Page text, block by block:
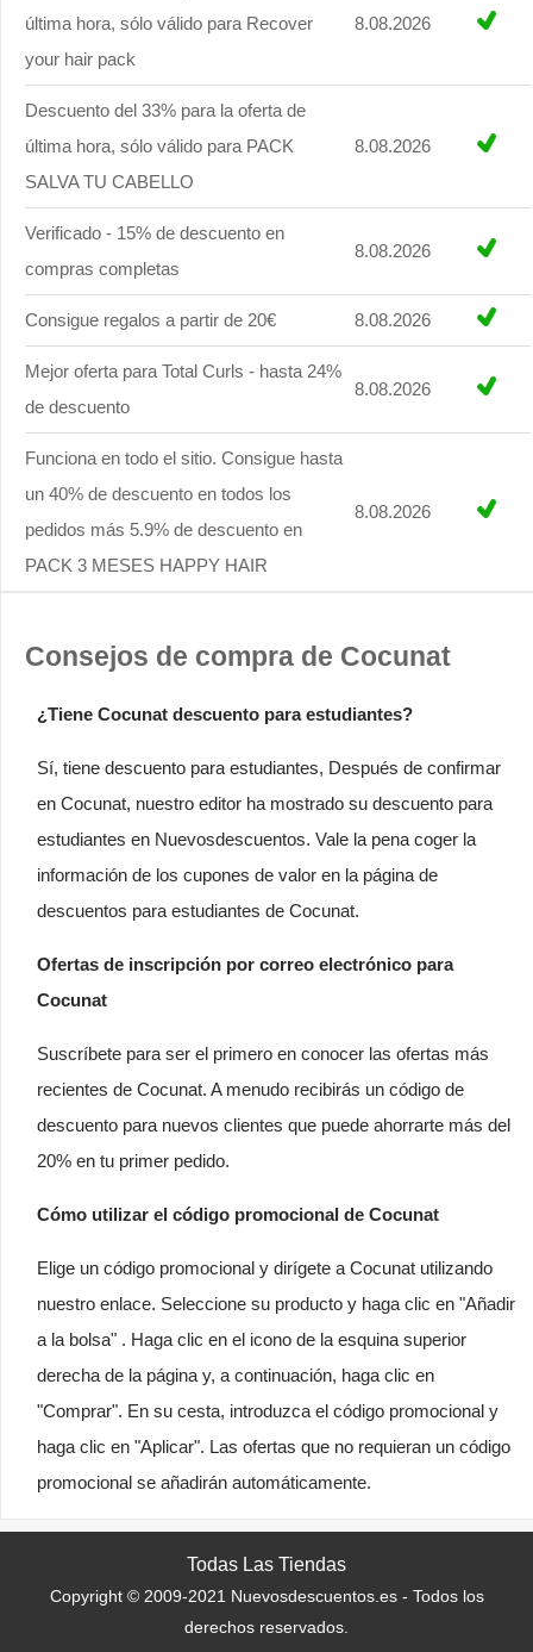
última hora, sólo válido para Recover
your hair pack
8.08.2026
Descuento del 33% para la oferta de
última hora, sólo válido para PACK
SALVA TU CABELLO
8.08.2026
Verificado - 15% de descuento en
compras completas
8.08.2026
Consigue regalos a partir de 20€ 8.08.2026
Mejor oferta para Total Curls - hasta 24%
de descuento
8.08.2026
Funciona en todo el sitio. Consigue hasta
un 40% de descuento en todos los
pedidos más 5.9% de descuento en
PACK 3 MESES HAPPY HAIR
8.08.2026
Consejos de compra de Cocunat
¿Tiene Cocunat descuento para estudiantes?
Sí, tiene descuento para estudiantes, Después de confirmar
en Cocunat, nuestro editor ha mostrado su descuento para
estudiantes en Nuevosdescuentos. Vale la pena coger la
información de los cupones de valor en la página de
descuentos para estudiantes de Cocunat.
Ofertas de inscripción por correo electrónico para
Cocunat
Suscríbete para ser el primero en conocer las ofertas más
recientes de Cocunat. A menudo recibirás un código de
descuento para nuevos clientes que puede ahorrarte más del
20% en tu primer pedido.
Cómo utilizar el código promocional de Cocunat
Elige un código promocional y dirígete a Cocunat utilizando
nuestro enlace. Seleccione su producto y haga clic en "Añadir
a la bolsa" . Haga clic en el icono de la esquina superior
derecha de la página y, a continuación, haga clic en
"Comprar". En su cesta, introduzca el código promocional y
haga clic en "Aplicar". Las ofertas que no requieran un código
promocional se añadirán automáticamente.
Todas Las Tiendas
Copyright © 2009-2021 Nuevosdescuentos.es - Todos los
derechos reservados.